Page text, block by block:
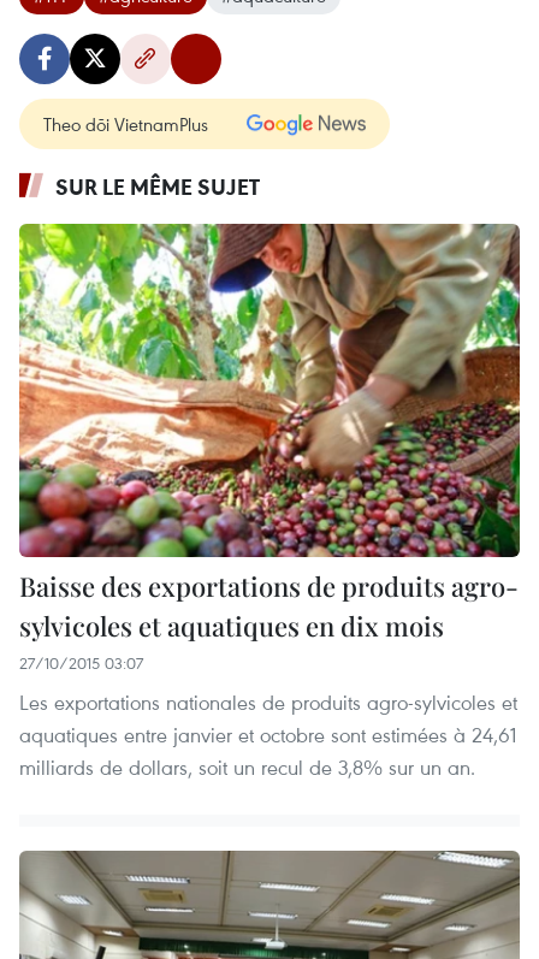
Theo dõi VietnamPlus
SUR LE MÊME SUJET
Baisse des exportations de produits agro-
sylvicoles et aquatiques en dix mois
27/10/2015 03:07
Les exportations nationales de produits agro-sylvicoles et
aquatiques entre janvier et octobre sont estimées à ​24,61
milliards de dollars, soit ​un recul de 3,8% sur un an.